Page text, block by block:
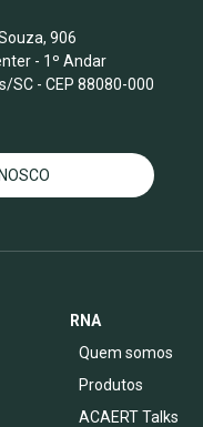
906
- 1º Andar
SC - CEP 88080-000
RNA
Quem somos
Produtos
ACAERT Talks